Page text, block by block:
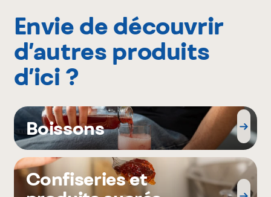
Envie de découvrir
d’autres produits
d’ici ?
Boissons
Confiseries et